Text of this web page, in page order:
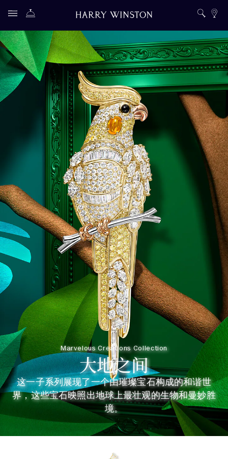
Marvelous Creations Collection
大地之间
这一子系列展现了一个由璀璨宝石构成的和谐世
界，这些宝石映照出地球上最壮观的生物和曼妙胜
境。